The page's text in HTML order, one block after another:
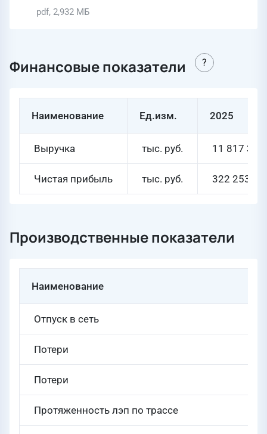
pdf, 2,932 МБ
Финансовые показатели
Наименование Ед.изм. 2025
Выручка тыс. руб. 11 817 376
Чистая прибыль тыс. руб. 322 253
Производственные показатели
Наименование
Отпуск в сеть
Потери
Потери
Протяженность лэп по трассе